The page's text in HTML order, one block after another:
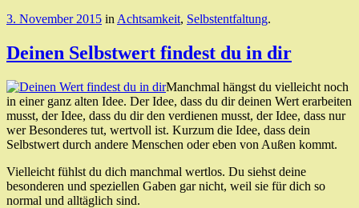
3. November 2015 in Achtsamkeit, Selbstentfaltung.
Deinen Selbstwert findest du in dir
Manchmal hängst du vielleicht noch
in einer ganz alten Idee. Der Idee, dass du dir deinen Wert erarbeiten
musst, der Idee, dass du dir den verdienen musst, der Idee, dass nur
wer Besonderes tut, wertvoll ist. Kurzum die Idee, dass dein
Selbstwert durch andere Menschen oder eben von Außen kommt.
Vielleicht fühlst du dich manchmal wertlos. Du siehst deine
besonderen und speziellen Gaben gar nicht, weil sie für dich so
normal und alltäglich sind.